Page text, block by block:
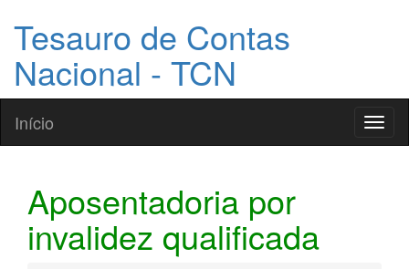
Tesauro de Contas
Nacional - TCN
Início
Aposentadoria por
invalidez qualificada